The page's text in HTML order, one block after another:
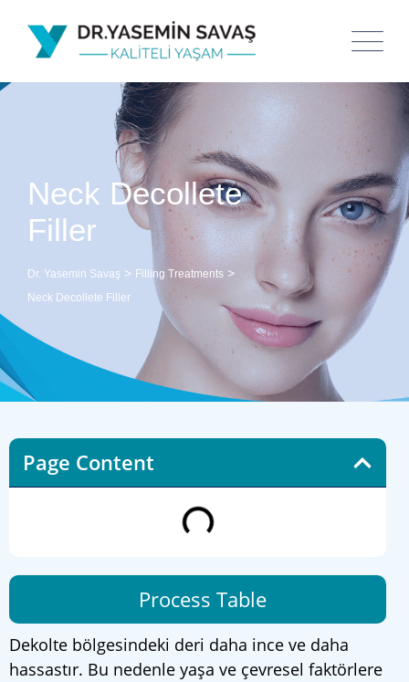
Neck Decollete
Filler
Dr. Yasemin Savaş > Filling Treatments >
Neck Decollete Filler
Page Content
Process Table
Dekolte bölgesindeki deri daha ince ve daha
hassastır. Bu nedenle yaşa ve çevresel faktörlere